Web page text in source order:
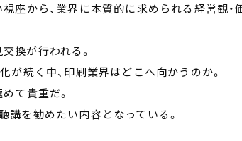
座から、業界に本質的に求められる経営観・
換が行われる。
が続く中、印刷業界はどこへ向かうのか。
て貴重だ。
講を勧めたい内容となっている。